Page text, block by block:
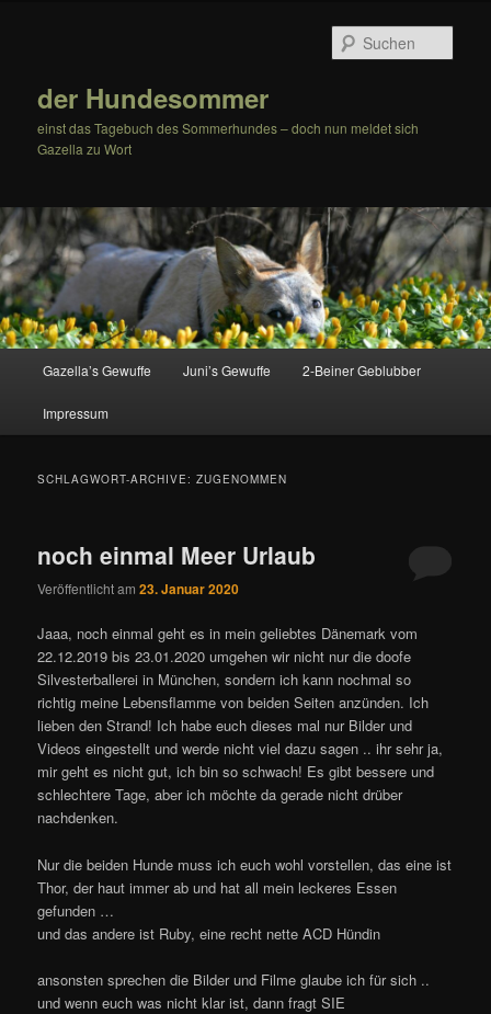
der Hundesommer
einst das Tagebuch des Sommerhundes – doch nun meldet sich
Gazella zu Wort
Gazella’s Gewuffe Juni’s Gewuffe 2-Beiner Geblubber
Impressum
SCHLAGWORT-ARCHIVE:ZUGENOMMEN
noch einmal Meer Urlaub
Veröffentlicht am23. Januar 2020
Jaaa, noch einmal geht es in mein geliebtes Dänemark vom
22.12.2019 bis 23.01.2020 umgehen wir nicht nur die doofe
Silvesterballerei in München, sondern ich kann nochmal so
richtig meine Lebensflamme von beiden Seiten anzünden. Ich
lieben den Strand! Ich habe euch dieses mal nur Bilder und
Videos eingestellt und werde nicht viel dazu sagen .. ihr sehr ja,
mir geht es nicht gut, ich bin so schwach! Es gibt bessere und
schlechtere Tage, aber ich möchte da gerade nicht drüber
nachdenken.
Nur die beiden Hunde muss ich euch wohl vorstellen, das eine ist
Thor, der haut immer ab und hat all mein leckeres Essen
gefunden …
und das andere ist Ruby, eine recht nette ACD Hündin
ansonsten sprechen die Bilder und Filme glaube ich für sich ..
und wenn euch was nicht klar ist, dann fragt SIE